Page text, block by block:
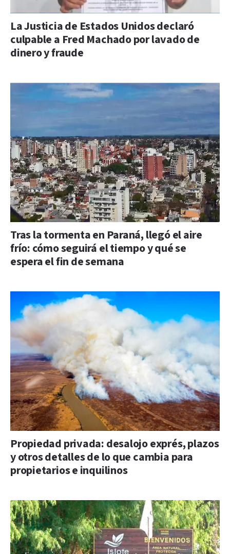
La Justicia de Estados Unidos declaró
culpable a Fred Machado por lavado de
dinero y fraude
Tras la tormenta en Paraná, llegó el aire
frío: cómo seguirá el tiempo y qué se
espera el fin de semana
Propiedad privada: desalojo exprés, plazos
y otros detalles de lo que cambia para
propietarios e inquilinos